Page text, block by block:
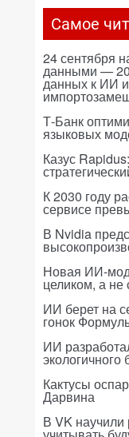
Самое
24 сентября
данными —
данных к ИИ
Т-Банк
языковых
Казус
К 2030 году
сервисе
В Nvidia
Новая ИИ-
целиком, а не
ИИ берет на
гонок
ИИ
экологичного
Кактусы
Дарвина
В VK